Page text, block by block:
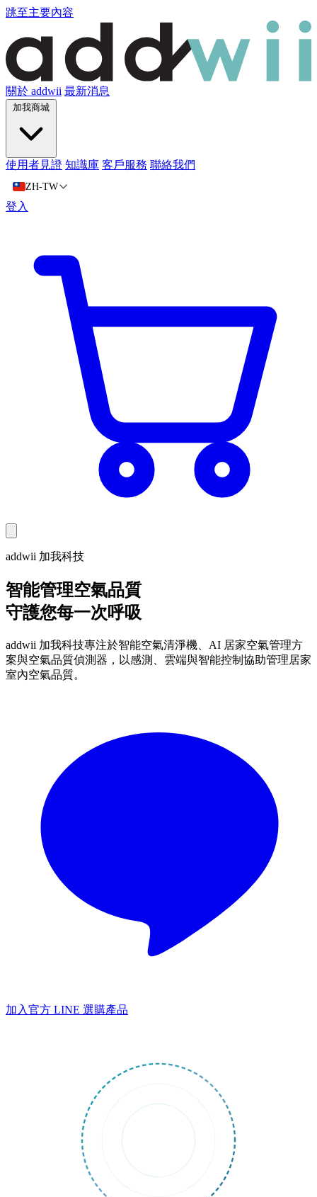
跳至主要內容
關於 addwii 最新消息
加我商城
使用者見證 知識庫 客戶服務 聯絡我們
ZH-TW
登入
addwii 加我科技
智能管理空氣品質
守護您每一次呼吸
addwii 加我科技專注於智能空氣清淨機、AI 居家空氣管理方
案與空氣品質偵測器，以感測、雲端與智能控制協助管理居家
室內空氣品質。
加入官方 LINE 選購產品